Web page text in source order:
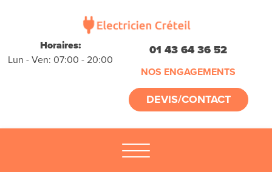
Horaires:
Lun - Ven: 07:00 - 20:00
01 43 64 36 52
NOS ENGAGEMENTS
DEVIS/CONTACT
déplacements
gratuits
sans
engagement
appelez-nous :
01.45.32.13.75